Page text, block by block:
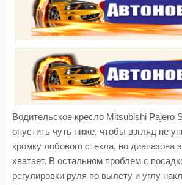
Водительское кресло Mitsubishi Pajero
опустить чуть ниже, чтобы взгляд не
кромку лобового стекла, но диапазона
хватает. В остальном проблем с
регулировки руля по вылету и углу